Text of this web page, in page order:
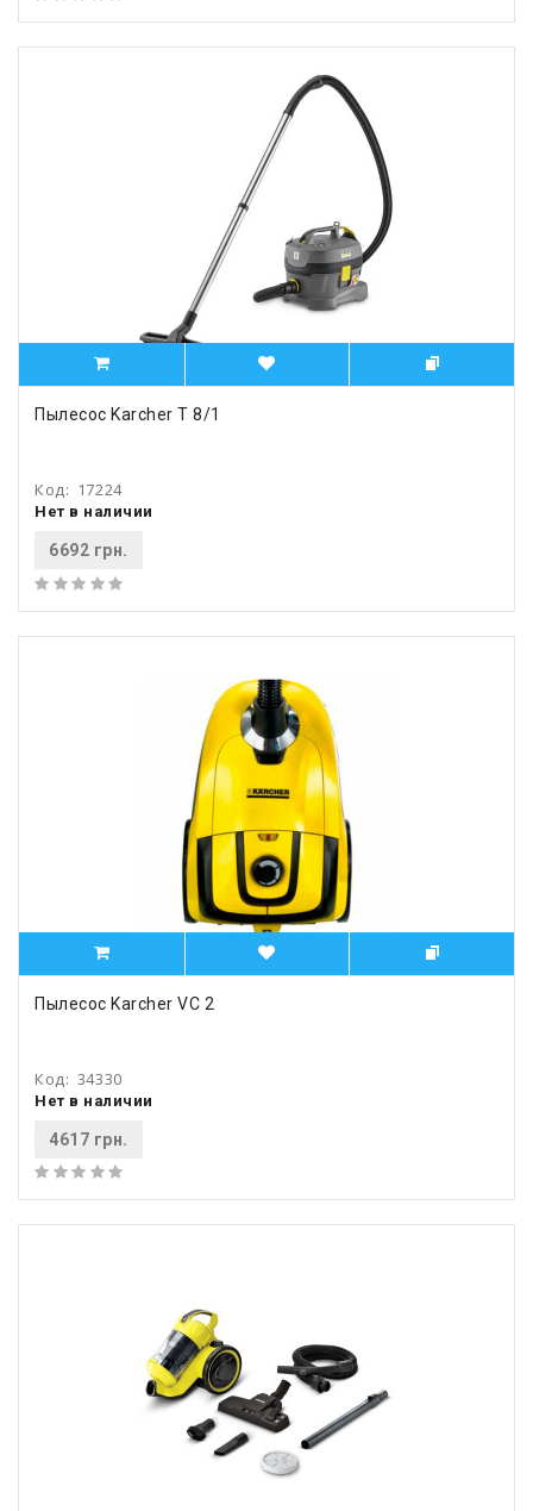
Пылесос Karcher T 8/1
Код: 17224
Нет в наличии
6692 грн.
Пылесос Karcher VC 2
Код: 34330
Нет в наличии
4617 грн.